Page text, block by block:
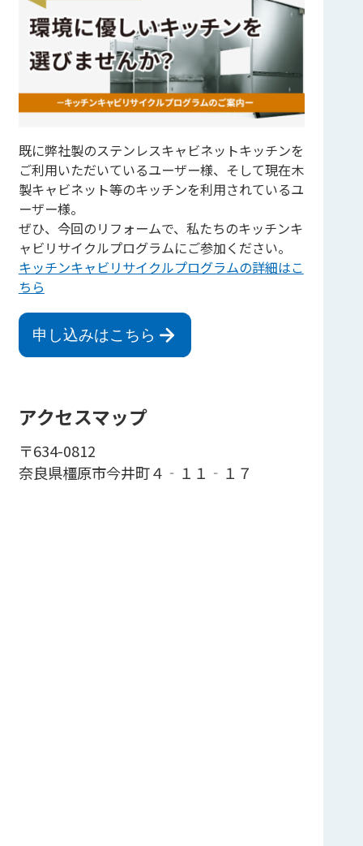
既に弊社製のステンレスキャビネットキッチンを
ご利用いただいているユーザー様、そして現在木
製キャビネット等のキッチンを利用されているユ
ーザー様。
ぜひ、今回のリフォームで、私たちのキッチンキ
ャビリサイクルプログラムにご参加ください。
キッチンキャビリサイクルプログラムの詳細はこ
ちら
申し込みはこちら
アクセスマップ
〒634-0812
奈良県橿原市今井町４‐１１‐１７